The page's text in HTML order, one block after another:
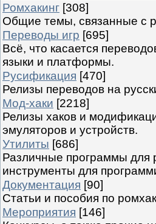
Ромхакинг [308]
Общие темы, связанные с
Переводы игр [695]
Всё, что касается
языки и платформы.
Русификация [470]
Релизы переводов на
Мод-хаки [2218]
Релизы хаков и
эмуляторов и устройств.
Утилиты [686]
Различные программы для
инструменты для
Документация [90]
Статьи и пособия по
Мероприятия [146]